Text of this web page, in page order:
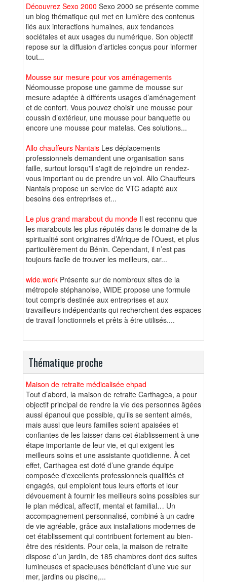
Découvrez Sexo 2000 Sexo 2000 se présente comme
un blog thématique qui met en lumière des contenus
liés aux interactions humaines, aux tendances
sociétales et aux usages du numérique. Son objectif
repose sur la diffusion d’articles conçus pour informer
tout...
Mousse sur mesure pour vos aménagements
Néomousse propose une gamme de mousse sur
mesure adaptée à différents usages d’aménagement
et de confort. Vous pouvez choisir une mousse pour
coussin d’extérieur, une mousse pour banquette ou
encore une mousse pour matelas. Ces solutions...
Allo chauffeurs Nantais Les déplacements
professionnels demandent une organisation sans
faille, surtout lorsqu'il s'agit de rejoindre un rendez-
vous important ou de prendre un vol. Allo Chauffeurs
Nantais propose un service de VTC adapté aux
besoins des entreprises et...
Le plus grand marabout du monde Il est reconnu que
les marabouts les plus réputés dans le domaine de la
spiritualité sont originaires d’Afrique de l’Ouest, et plus
particulièrement du Bénin. Cependant, il n’est pas
toujours facile de trouver les meilleurs, car...
wide.work Présente sur de nombreux sites de la
métropole stéphanoise, WIDE propose une formule
tout compris destinée aux entreprises et aux
travailleurs indépendants qui recherchent des espaces
de travail fonctionnels et prêts à être utilisés....
Thématique proche
Maison de retraite médicalisée ehpad
Tout d’abord, la maison de retraite Carthagea, a pour
objectif principal de rendre la vie des personnes âgées
aussi épanoui que possible, qu’ils se sentent aimés,
mais aussi que leurs familles soient apaisées et
confiantes de les laisser dans cet établissement à une
étape importante de leur vie, et qui exigent les
meilleurs soins et une assistante quotidienne. À cet
effet, Carthagea est doté d’une grande équipe
composée d'excellents professionnels qualifiés et
engagés, qui emploient tous leurs efforts et leur
dévouement à fournir les meilleurs soins possibles sur
le plan médical, affectif, mental et familial… Un
accompagnement personnalisé, combiné à un cadre
de vie agréable, grâce aux installations modernes de
cet établissement qui contribuent fortement au bien-
être des résidents. Pour cela, la maison de retraite
dispose d’un jardin, de 185 chambres dont des suites
lumineuses et spacieuses bénéficiant d’une vue sur
mer, jardins ou piscine,...